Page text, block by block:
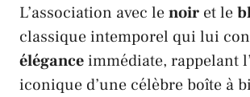
L’association avec lenoir et le
classique intemporel qui lui
éléganceimmédiate, rappelant
iconique d’une célèbre boîte à